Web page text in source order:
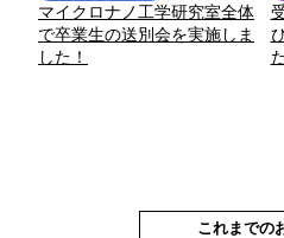
マイクロナノ工学研究室全体
で卒業生の送別会を実施しま
した！
これまでの